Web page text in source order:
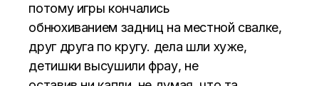
потому игры кончались
обнюхиванием задниц на местной свалке,
друг друга по кругу. дела шли хуже,
детишки высушили фрау, не